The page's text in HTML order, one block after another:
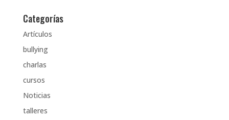
Categorías
Artículos
bullying
charlas
cursos
Noticias
talleres